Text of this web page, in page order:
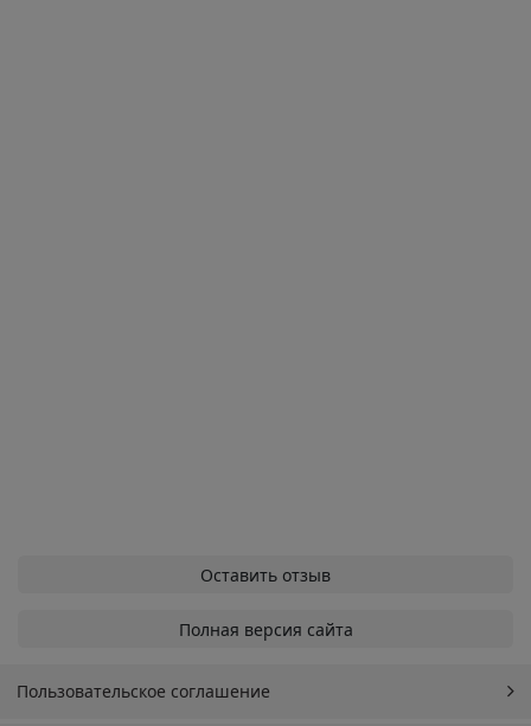
Оставить отзыв
Полная версия сайта
Пользовательское соглашение